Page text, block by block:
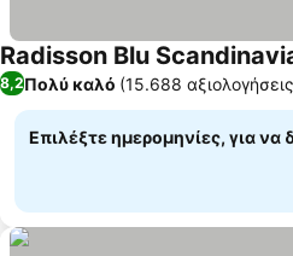
Radisson Blu
8,2Πολύ καλό (15.688
Επιλέξτε ημερομηνίες, για να